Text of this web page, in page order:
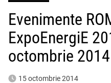
Evenimente
ExpoEnergiE
octombrie 2014
15 octombrie 2014